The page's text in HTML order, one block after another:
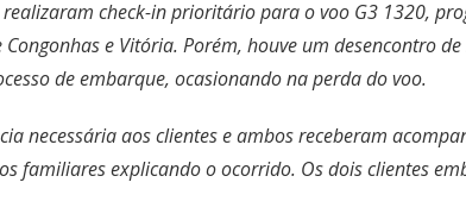
realizaram check-in prioritário para o voo G3 1320,
e Vitória. Porém, houve um desencontro
de embarque, ocasionando na perda do voo.
necessária aos clientes e ambos receberam
familiares explicando o ocorrido. Os dois clientes